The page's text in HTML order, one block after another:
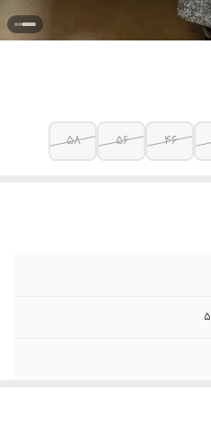
۴۶ ۵۶ ۵۸